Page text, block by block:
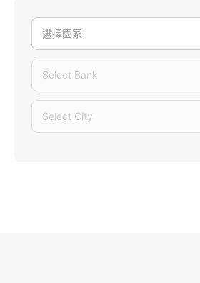
選擇國家
Select Bank
Select City